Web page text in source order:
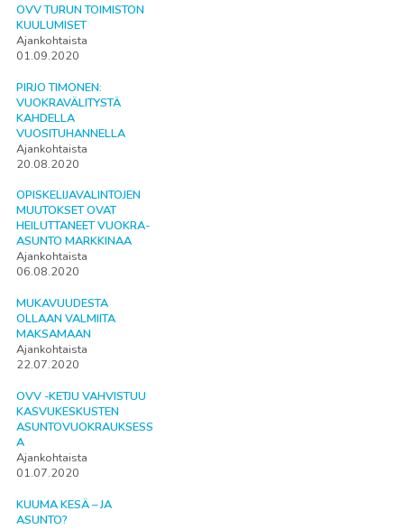
OVV TURUN TOIMISTON
KUULUMISET
Ajankohtaista
01.09.2020
PIRJO TIMONEN:
VUOKRAVÄLITYSTÄ
KAHDELLA
VUOSITUHANNELLA
Ajankohtaista
20.08.2020
OPISKELIJAVALINTOJEN
MUUTOKSET OVAT
HEILUTTANEET VUOKRA-
ASUNTO MARKKINAA
Ajankohtaista
06.08.2020
MUKAVUUDESTA
OLLAAN VALMIITA
MAKSAMAAN
Ajankohtaista
22.07.2020
OVV -KETJU VAHVISTUU
KASVUKESKUSTEN
ASUNTOVUOKRAUKSESS
A
Ajankohtaista
01.07.2020
KUUMA KESÄ – JA
ASUNTO?